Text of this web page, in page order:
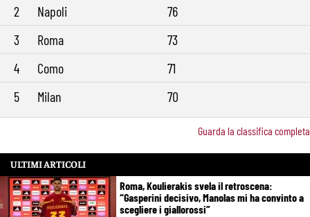
2
Napoli
76
3
Roma
73
4
Como
71
5
Milan 70
Guarda la classifica completa
ULTIMI ARTICOLI
Roma, Koulierakis svela il retroscena:
“Gasperini decisivo, Manolas mi ha convinto a
scegliere i giallorossi”